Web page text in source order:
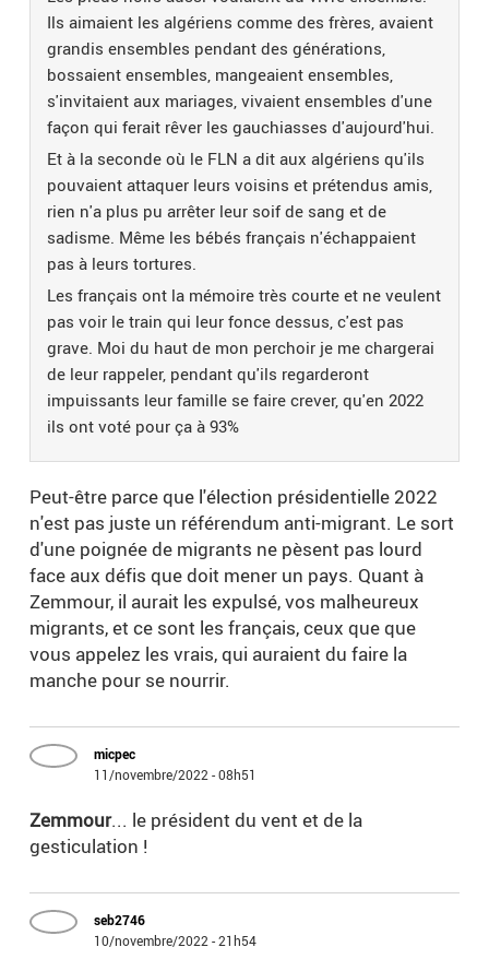
Ils aimaient les algériens comme des frères, avaient
grandis ensembles pendant des générations,
bossaient ensembles, mangeaient ensembles,
s'invitaient aux mariages, vivaient ensembles d'une
façon qui ferait rêver les gauchiasses d'aujourd'hui.
Et à la seconde où le FLN a dit aux algériens qu'ils
pouvaient attaquer leurs voisins et prétendus amis,
rien n'a plus pu arrêter leur soif de sang et de
sadisme. Même les bébés français n'échappaient
pas à leurs tortures.
Les français ont la mémoire très courte et ne veulent
pas voir le train qui leur fonce dessus, c'est pas
grave. Moi du haut de mon perchoir je me chargerai
de leur rappeler, pendant qu'ils regarderont
impuissants leur famille se faire crever, qu'en 2022
ils ont voté pour ça à 93%
Peut-être parce que l'élection présidentielle 2022
n'est pas juste un référendum anti-migrant. Le sort
d'une poignée de migrants ne pèsent pas lourd
face aux défis que doit mener un pays. Quant à
Zemmour, il aurait les expulsé, vos malheureux
migrants, et ce sont les français, ceux que que
vous appelez les vrais, qui auraient du faire la
manche pour se nourrir.
micpec
11/novembre/2022 - 08h51
Zemmour... le président du vent et de la
gesticulation !
seb2746
10/novembre/2022 - 21h54